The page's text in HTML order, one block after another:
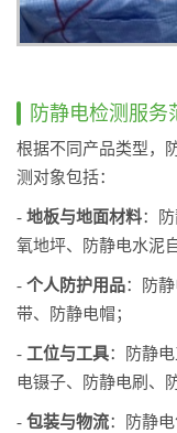
防静电检测服务
根据不同产品类型，
测对象包括：
- 地板与地面材料：
氧地坪、防静电水泥
- 个人防护用品：防
带、防静电帽；
- 工位与工具：防静
电镊子、防静电刷、
- 包装与物流：防静